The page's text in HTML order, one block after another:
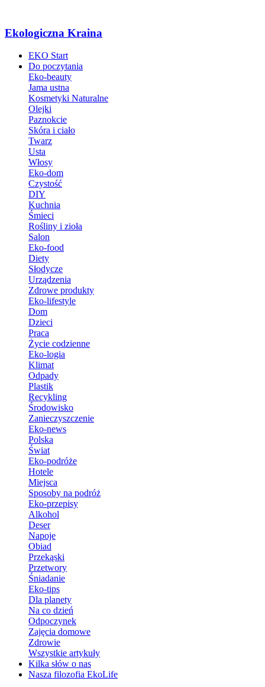
Ekologiczna Kraina
EKO Start
Do poczytania
Eko-beauty
Jama ustna
Kosmetyki Naturalne
Olejki
Paznokcie
Skóra i ciało
Twarz
Usta
Włosy
Eko-dom
Czystość
DIY
Kuchnia
Śmieci
Rośliny i zioła
Salon
Eko-food
Diety
Słodycze
Urządzenia
Zdrowe produkty
Eko-lifestyle
Dom
Dzieci
Praca
Życie codzienne
Eko-logia
Klimat
Odpady
Plastik
Recykling
Środowisko
Zanieczyszczenie
Eko-news
Polska
Świat
Eko-podróże
Hotele
Miejsca
Sposoby na podróż
Eko-przepisy
Alkohol
Deser
Napoje
Obiad
Przekąski
Przetwory
Śniadanie
Eko-tips
Dla planety
Na co dzień
Odpoczynek
Zajęcia domowe
Zdrowie
Wszystkie artykuły
Kilka słów o nas
Nasza filozofia EkoLife